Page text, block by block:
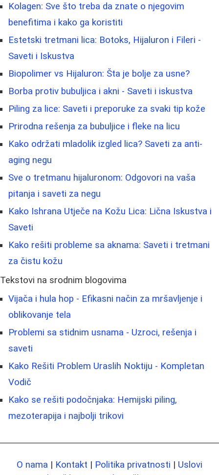
Kolagen: Sve što treba da znate o njegovim
benefitima i kako ga koristiti
Estetski tretmani lica: Botoks, Hijaluron i Fileri -
Saveti i Iskustva
Biopolimer vs Hijaluron: Šta je bolje za usne?
Borba protiv bubuljica i akni - Saveti i iskustva
Piling za lice: Saveti i preporuke za svaki tip kože
Prirodna rešenja za bubuljice i fleke na licu
Kako održati mladolik izgled lica? Saveti za anti-
aging negu
Sve o tretmanu hijaluronom: Odgovori na vaša
pitanja i saveti za negu
Kako Ishrana Utječe na Kožu Lica: Lična Iskustva i
Saveti
Kako rešiti probleme sa aknama: Saveti i tretmani
za čistu kožu
Tekstovi na srodnim blogovima
Vijača i hula hop - Efikasni način za mršavljenje i
oblikovanje tela
Problemi sa stidnim usnama - Uzroci, rešenja i
saveti
Kako Rešiti Problem Uraslih Noktiju - Kompletan
Vodič
Kako se rešiti podočnjaka: Hemijski piling,
mezoterapija i najbolji trikovi
O nama | Kontakt | Politika privatnosti | Uslovi